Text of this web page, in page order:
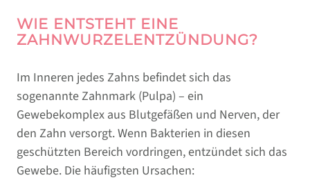
WIE ENTSTEHT EINE
ZAHNWURZEL­ENTZÜNDUNG?
Im Inneren jedes Zahns befindet sich das
sogenannte Zahnmark (Pulpa) – ein
Gewebekomplex aus Blutgefäßen und Nerven, der
den Zahn versorgt. Wenn Bakterien in diesen
geschützten Bereich vordringen, entzündet sich das
Gewebe. Die häufigsten Ursachen: